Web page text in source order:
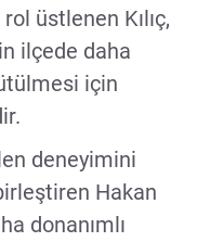
üstlenen Kılıç,
ilçede daha
için
deneyimini
Hakan
donanımlı